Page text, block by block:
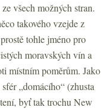
všech možných stran.
takového vzejde z
tohle jméno pro
moravských vín a
místním poměrům. Jako
„domácího“ (zhusta
byť tak trochu New